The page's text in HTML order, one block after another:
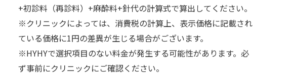
+初診料（再診料）+麻酔料+針代の計算式で算出してください。
※クリニックによっては、消費税の計算上、表示価格に記載され
ている価格に1円の差異が生じる場合がございます。
※HYHYで選択項目のない料金が発生する可能性があります。必
ず事前にクリニックにご確認ください。